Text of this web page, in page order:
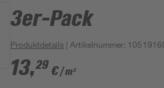
3er-Pack
Produktdetails | Artikelnummer:
13,29 €/ m²